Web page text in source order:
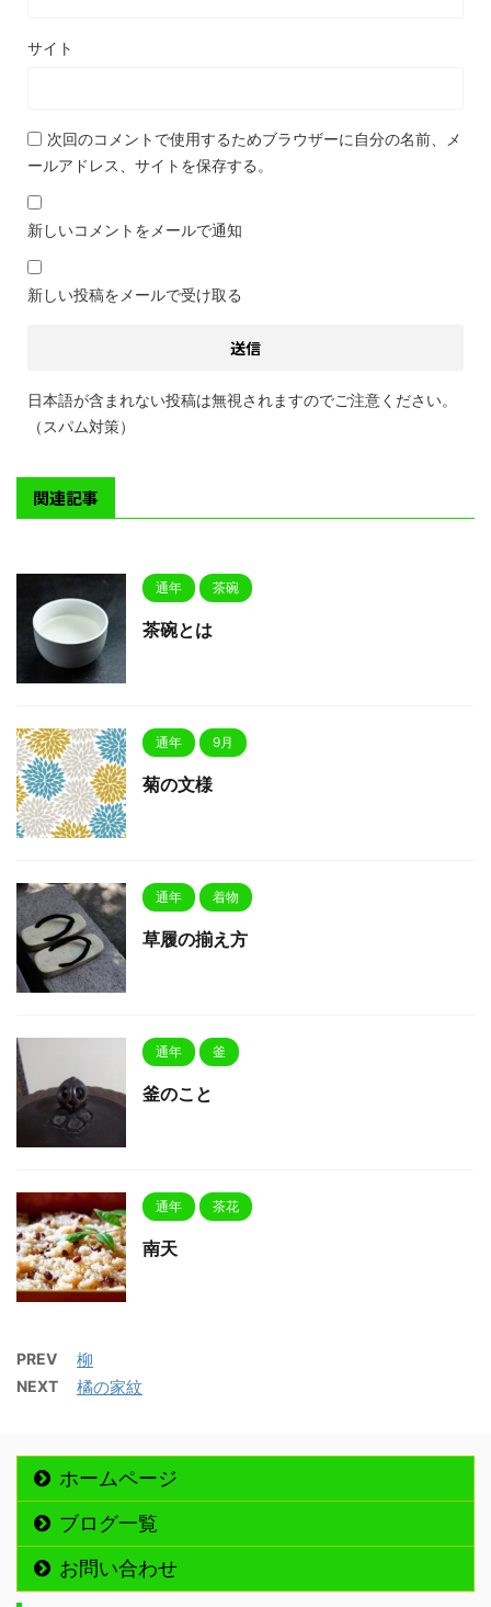
サイト
次回のコメントで使用するためブラウザーに自分の名前、メ
ールアドレス、サイトを保存する。
新しいコメントをメールで通知
新しい投稿をメールで受け取る
日本語が含まれない投稿は無視されますのでご注意ください。
（スパム対策）
関連記事
通年 茶碗
茶碗とは
通年 9月
菊の文様
通年 着物
草履の揃え方
通年 釜
釜のこと
通年 茶花
南天
PREV 柳
NEXT 橘の家紋
ホームページ
ブログ一覧
お問い合わせ